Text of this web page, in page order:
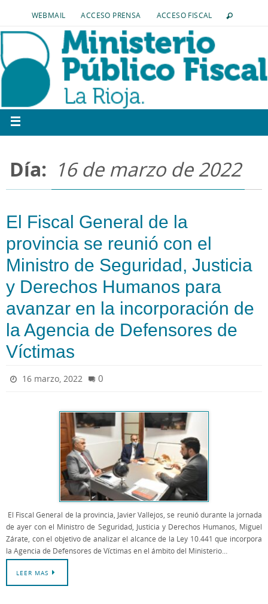
WEBMAIL ACCESO PRENSA ACCESO FISCAL
Día: 16 de marzo de 2022
El Fiscal General de la
provincia se reunió con el
Ministro de Seguridad, Justicia
y Derechos Humanos para
avanzar en la incorporación de
la Agencia de Defensores de
Víctimas
16 marzo, 2022 0
El Fiscal General de la provincia, Javier Vallejos, se reunió durante la jornada
de ayer con el Ministro de Seguridad, Justicia y Derechos Humanos, Miguel
Zárate, con el objetivo de analizar el alcance de la Ley 10.441 que incorpora
la Agencia de Defensores de Víctimas en el ámbito del Ministerio…
LEER MAS